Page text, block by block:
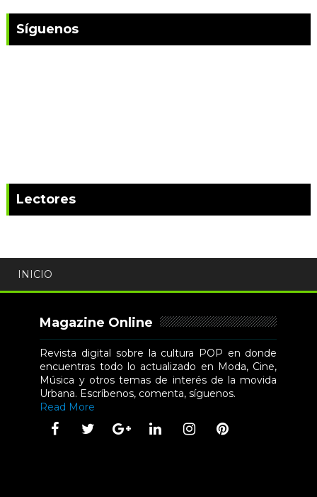
Síguenos
Lectores
INICIO
Magazine Online
Revista digital sobre la cultura POP en donde
encuentras todo lo actualizado en Moda, Cine,
Música y otros temas de interés de la movida
Urbana. Escríbenos, comenta, síguenos.
Read More